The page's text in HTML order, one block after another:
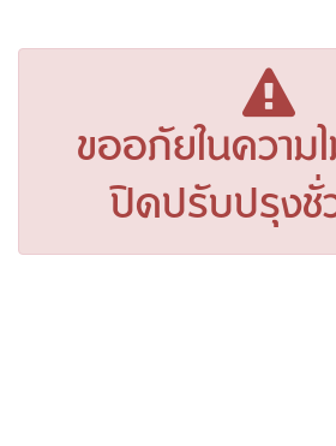
ขออภัยในความ
ปิดปรับปรุงชั่